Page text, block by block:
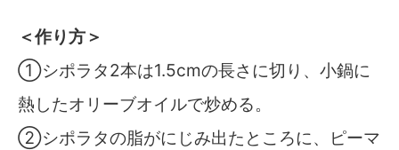
＜作り方＞
①シポラタ2本は1.5cmの長さに切り、小鍋に
熱したオリーブオイルで炒める。
②シポラタの脂がにじみ出たところに、ピーマ